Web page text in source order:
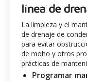
línea de
La limpieza y el
de drenaje de
para evitar
de moho y otros
prácticas de
Programar